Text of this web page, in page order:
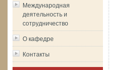
Международная
деятельность и
сотрудничество
О кафедре
Контакты